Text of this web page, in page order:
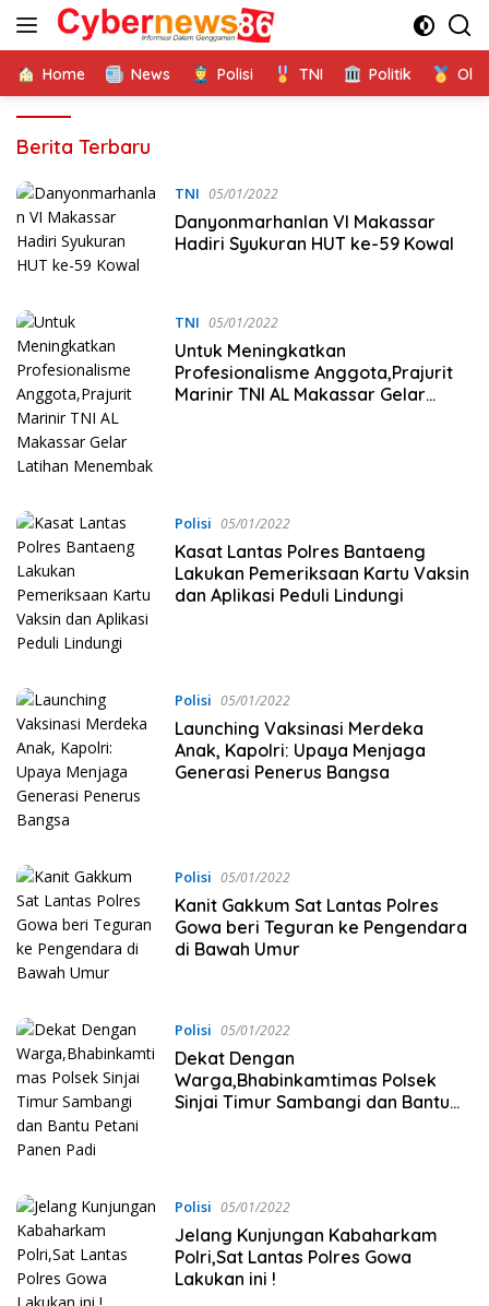
Langsung
Home News Polisi TNI Politik
Cyber
Berita Terbaru
TNI 05/01/2022
Danyonmarhanlan VI Makassar
Hadiri Syukuran HUT ke-59 Kowal
TNI 05/01/2022
Untuk Meningkatkan
Profesionalisme Anggota,Prajurit
Marinir TNI AL Makassar Gelar
Polisi 05/01/2022
Kasat Lantas Polres Bantaeng
Lakukan Pemeriksaan Kartu Vaksin
dan Aplikasi Peduli Lindungi
Polisi 05/01/2022
Launching Vaksinasi Merdeka
Anak, Kapolri: Upaya Menjaga
Generasi Penerus Bangsa
Polisi 05/01/2022
Kanit Gakkum Sat Lantas Polres
Gowa beri Teguran ke Pengendara
di Bawah Umur
Polisi 05/01/2022
Dekat Dengan
Warga,Bhabinkamtimas Polsek
Sinjai Timur Sambangi dan Bantu
Polisi 05/01/2022
Jelang Kunjungan Kabaharkam
Polri,Sat Lantas Polres Gowa
Lakukan ini !